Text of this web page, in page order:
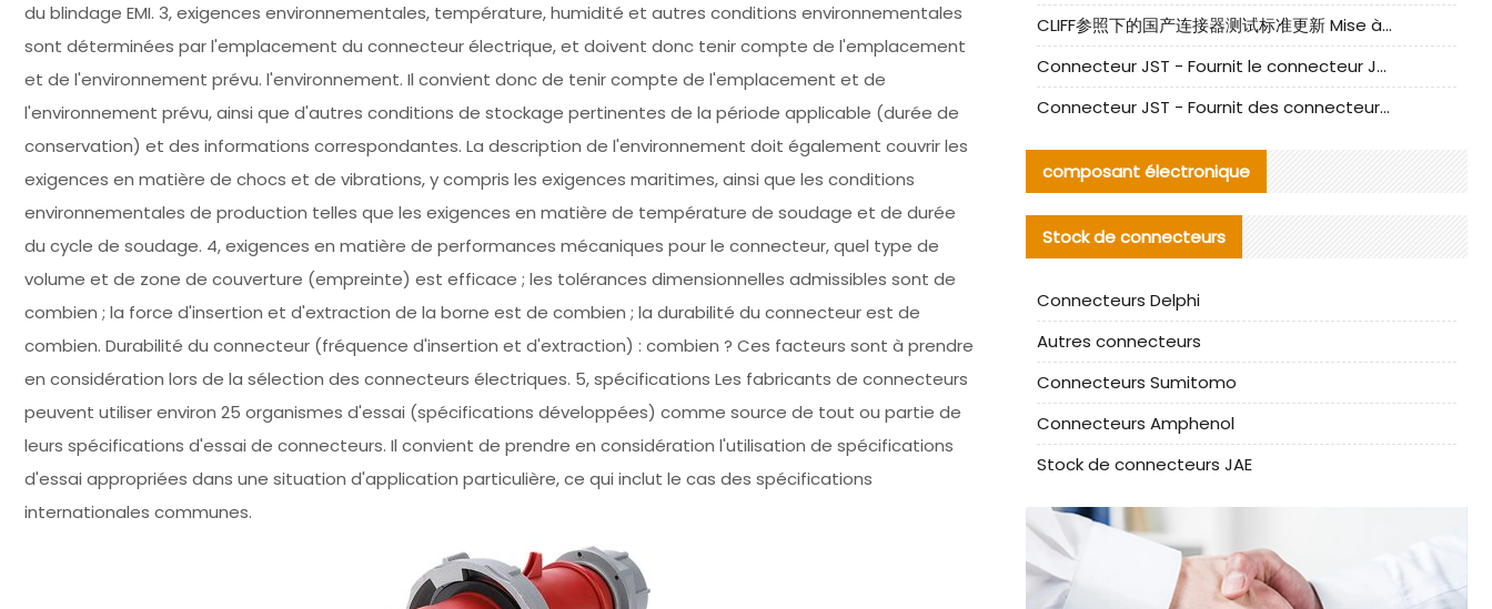
du blindage EMI. 3, exigences environnementales, température, humidité et autres conditions environnementales
sont déterminées par l'emplacement du connecteur électrique, et doivent donc tenir compte de l'emplacement
et de l'environnement prévu. l'environnement. Il convient donc de tenir compte de l'emplacement et de
l'environnement prévu, ainsi que d'autres conditions de stockage pertinentes de la période applicable (durée de
conservation) et des informations correspondantes. La description de l'environnement doit également couvrir les
exigences en matière de chocs et de vibrations, y compris les exigences maritimes, ainsi que les conditions
environnementales de production telles que les exigences en matière de température de soudage et de durée
du cycle de soudage. 4, exigences en matière de performances mécaniques pour le connecteur, quel type de
volume et de zone de couverture (empreinte) est efficace ; les tolérances dimensionnelles admissibles sont de
combien ; la force d'insertion et d'extraction de la borne est de combien ; la durabilité du connecteur est de
combien. Durabilité du connecteur (fréquence d'insertion et d'extraction) : combien ? Ces facteurs sont à prendre
en considération lors de la sélection des connecteurs électriques. 5, spécifications Les fabricants de connecteurs
peuvent utiliser environ 25 organismes d'essai (spécifications développées) comme source de tout ou partie de
leurs spécifications d'essai de connecteurs. Il convient de prendre en considération l'utilisation de spécifications
d'essai appropriées dans une situation d'application particulière, ce qui inclut le cas des spécifications
internationales communes.
CLIFF参照下的国产连接器测试标准更新 Mise à jour des normes de test des connecteurs nationaux sous la référence CLIFF
Connecteur JST - Fournit le connecteur JST NSHR-02V-S original | Équivalent
Connecteur JST - Fournit des connecteurs JST GHR-09V-S authentiques et des produits de remplacement|
composant électronique
Stock de connecteurs
Connecteurs Delphi
Autres connecteurs
Connecteurs Sumitomo
Connecteurs Amphenol
Stock de connecteurs JAE